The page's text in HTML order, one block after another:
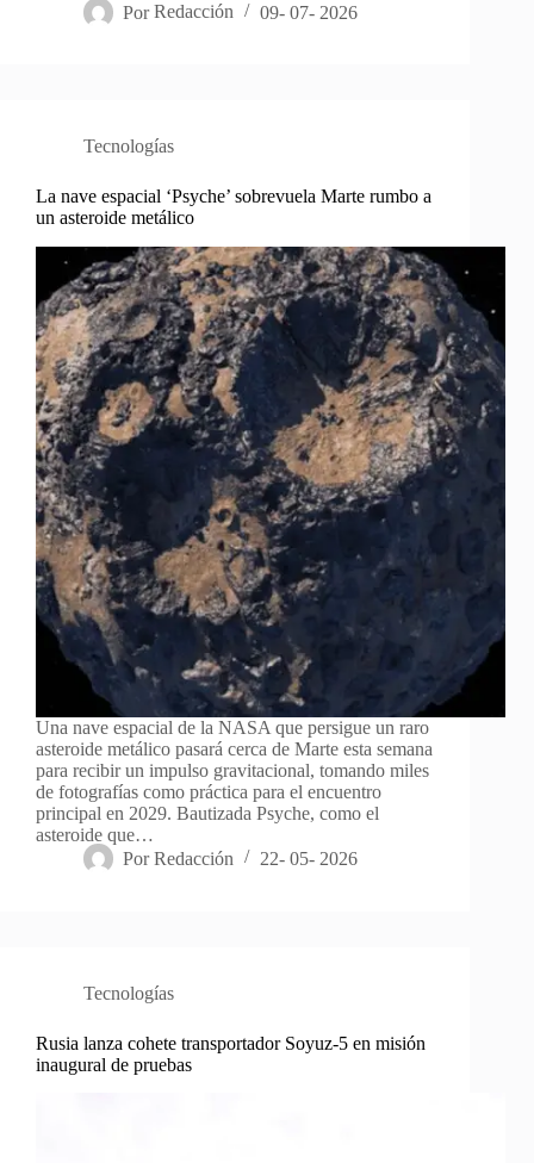
Por Redacción 09- 07- 2026
Tecnologías
La nave espacial ‘Psyche’ sobrevuela Marte rumbo a
un asteroide metálico
Una nave espacial de la NASA que persigue un raro
asteroide metálico pasará cerca de Marte esta semana
para recibir un impulso gravitacional, tomando miles
de fotografías como práctica para el encuentro
principal en 2029. Bautizada Psyche, como el
asteroide que…
Por Redacción 22- 05- 2026
Tecnologías
Rusia lanza cohete transportador Soyuz-5 en misión
inaugural de pruebas